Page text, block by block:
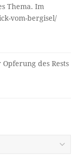
Thema. Im
vom-bergisel/
des Rests